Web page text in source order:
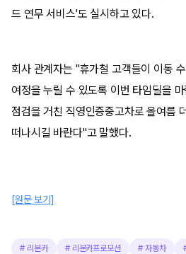
드 연무 서비스'도 실시하고 있다.
회사 관계자는 "휴가철 고객들이 이동
여정을 누릴 수 있도록 이번 타임딜을
점검을 거친 직영인증중고차로 올여름
떠나시길 바란다"고 말했다.
[원문 보기]
# 리본카 # 리본카프로모션 #자동차